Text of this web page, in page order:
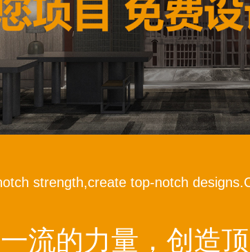
strength,create top-notch
流的力量，创造